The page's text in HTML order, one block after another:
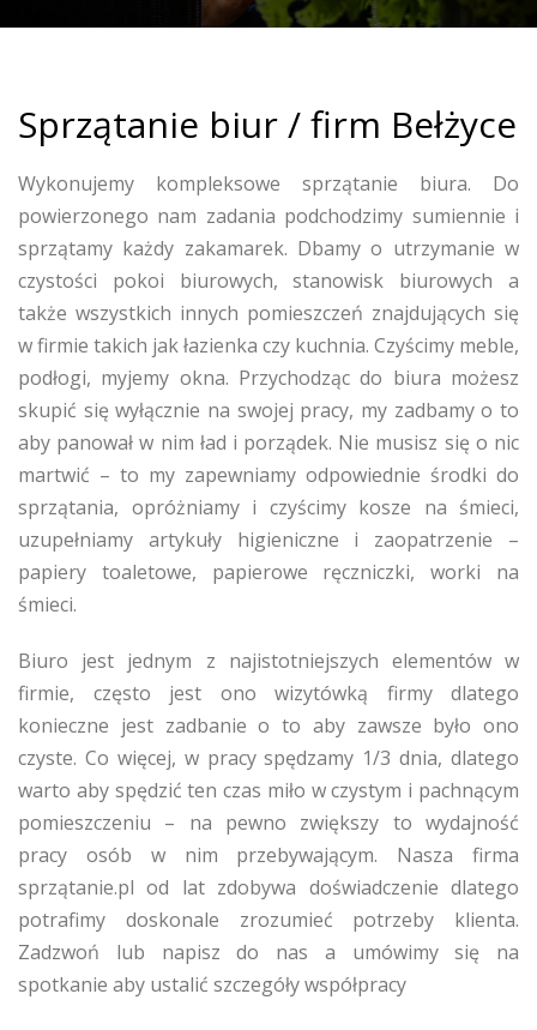
Sprzątanie biur / firm Bełżyce
Wykonujemy kompleksowe sprzątanie biura. Do
powierzonego nam zadania podchodzimy sumiennie i
sprzątamy każdy zakamarek. Dbamy o utrzymanie w
czystości pokoi biurowych, stanowisk biurowych a
także wszystkich innych pomieszczeń znajdujących się
w firmie takich jak łazienka czy kuchnia. Czyścimy meble,
podłogi, myjemy okna. Przychodząc do biura możesz
skupić się wyłącznie na swojej pracy, my zadbamy o to
aby panował w nim ład i porządek. Nie musisz się o nic
martwić – to my zapewniamy odpowiednie środki do
sprzątania, opróżniamy i czyścimy kosze na śmieci,
uzupełniamy artykuły higieniczne i zaopatrzenie –
papiery toaletowe, papierowe ręczniczki, worki na
śmieci.
Biuro jest jednym z najistotniejszych elementów w
firmie, często jest ono wizytówką firmy dlatego
konieczne jest zadbanie o to aby zawsze było ono
czyste. Co więcej, w pracy spędzamy 1/3 dnia, dlatego
warto aby spędzić ten czas miło w czystym i pachnącym
pomieszczeniu – na pewno zwiększy to wydajność
pracy osób w nim przebywającym. Nasza firma
sprzątanie.pl od lat zdobywa doświadczenie dlatego
potrafimy doskonale zrozumieć potrzeby klienta.
Zadzwoń lub napisz do nas a umówimy się na
spotkanie aby ustalić szczegóły współpracy